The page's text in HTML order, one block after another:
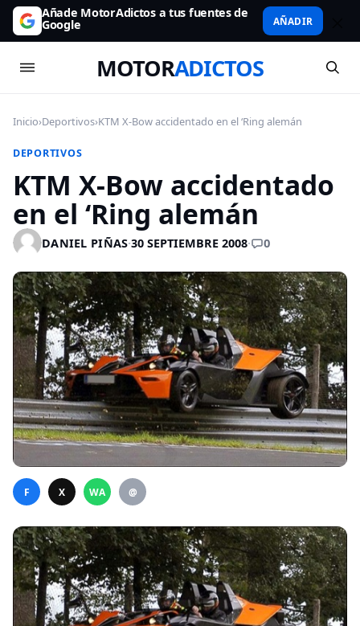
Añade MotorAdictos a tus fuentes de
Google AÑADIR
MOTORADICTOS
Inicio›Deportivos›KTM X-Bow accidentado en el ‘Ring alemán
DEPORTIVOS
KTM X-Bow accidentado
en el ‘Ring alemán
DANIEL PIÑAS·30 SEPTIEMBRE 2008· 0
F X WA @